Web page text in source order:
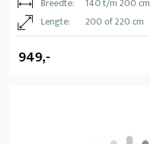
Breedte:
140 t/m 200 cm
Lengte:
200 of 220 cm
949,-